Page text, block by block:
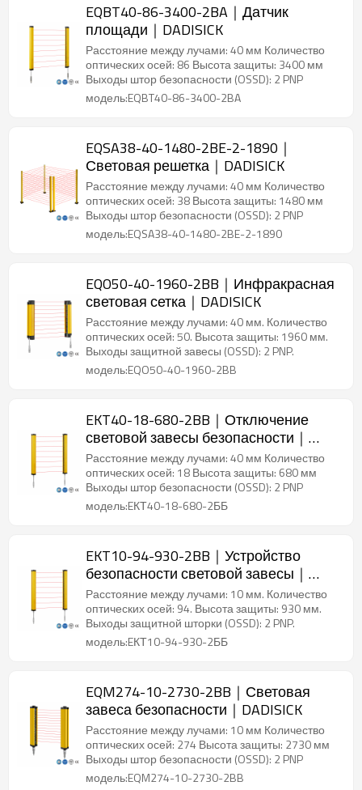
EQBT40-86-3400-2BA｜Датчик
площади｜DADISICK
Расстояние между лучами: 40 мм Количество
оптических осей: 86 Высота защиты: 3400 мм
Выходы штор безопасности (OSSD): 2 PNP
модель:EQBT40-86-3400-2BA
EQSA38-40-1480-2BE-2-1890｜
Световая решетка｜DADISICK
Расстояние между лучами: 40 мм Количество
оптических осей: 38 Высота защиты: 1480 мм
Выходы штор безопасности (OSSD): 2 PNP
модель:EQSA38-40-1480-2BE-2-1890
EQO50-40-1960-2BB｜Инфракрасная
световая сетка｜DADISICK
Расстояние между лучами: 40 мм. Количество
оптических осей: 50. Высота защиты: 1960 мм.
Выходы защитной завесы (OSSD): 2 PNP.
модель:EQO50-40-1960-2BB
EKT40-18-680-2BB｜Отключение
световой завесы безопасности｜
DADISICK
Расстояние между лучами: 40 мм Количество
оптических осей: 18 Высота защиты: 680 мм
Выходы штор безопасности (OSSD): 2 PNP
модель:EКТ40-18-680-2ББ
EKT10-94-930-2BB｜Устройство
безопасности световой завесы｜
DADISICK
Расстояние между лучами: 10 мм. Количество
оптических осей: 94. Высота защиты: 930 мм.
Выходы защитной шторки (OSSD): 2 PNP.
модель:EКТ10-94-930-2ББ
EQM274-10-2730-2BB｜Световая
завеса безопасности｜DADISICK
Расстояние между лучами: 10 мм Количество
оптических осей: 274 Высота защиты: 2730 мм
Выходы штор безопасности (OSSD): 2 PNP
модель:EQM274-10-2730-2BB